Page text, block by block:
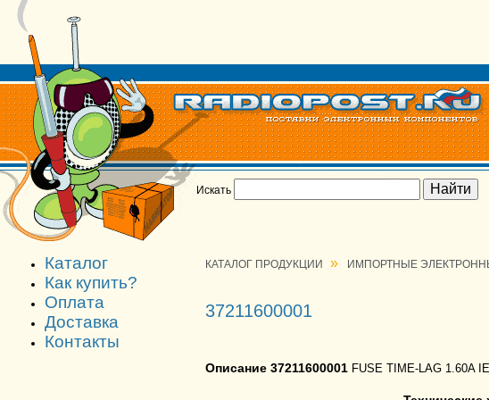
Искать
Каталог
Как купить?
Оплата
Доставка
Контакты
КАТАЛОГ ПРОДУКЦИИ » ИМПОРТНЫЕ
37211600001
Описание 37211600001 FUSE TIME-LAG 1.60A